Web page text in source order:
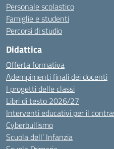
Personale scolastico
Famiglie e studenti
Percorsi di studio
Didattica
Offerta formativa
Adempimenti finali dei docenti
I progetti delle classi
Libri di testo 2026/27
Interventi educativi per il
Cyberbullismo
Scuola dell’ Infanzia